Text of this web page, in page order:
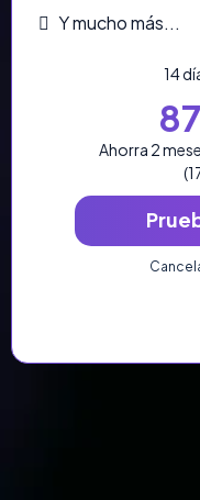
Y mucho más...
14
Ahorra 2